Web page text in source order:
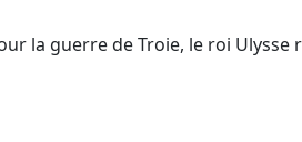
la guerre de Troie, le roi